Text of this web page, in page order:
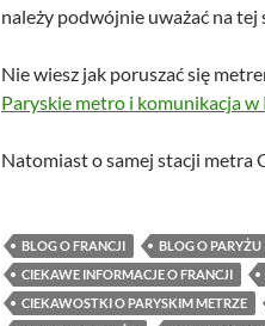
należy podwójnie uważać na tej
Nie wiesz jak poruszać się
Paryskie metro i komunikacja w
Natomiast o samej stacji metra
BLOG O FRANCJI BLOG O PARYŻU
CIEKAWE INFORMACJE O FRANCJI
CIEKAWOSTKI O PARYSKIM METRZE